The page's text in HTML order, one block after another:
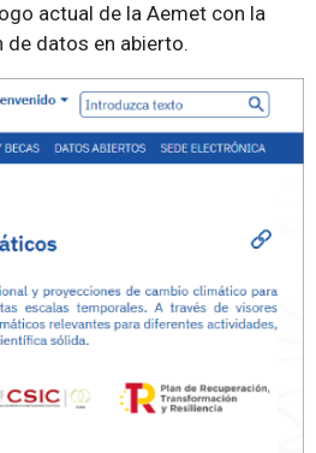
actual de la Aemet con la
datos en abierto.